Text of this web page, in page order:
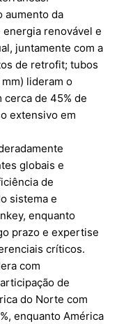
aumento da
renovável e
juntamente com a
de retrofit; tubos
lideram o
cerca de 45% de
extensivo em
globais e
de
sistema e
enquanto
prazo e expertise
críticos.
com
de
do Norte com
enquanto América